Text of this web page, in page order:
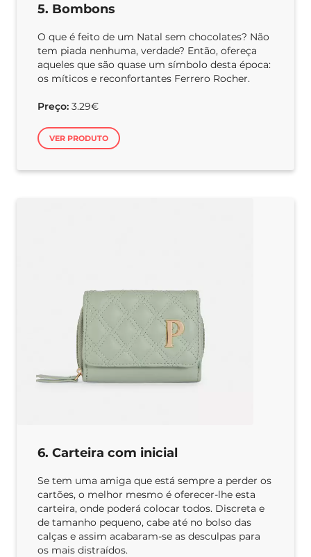
5. Bombons
O que é feito de um Natal sem chocolates? Não
tem piada nenhuma, verdade? Então, ofereça
aqueles que são quase um símbolo desta época:
os míticos e reconfortantes Ferrero Rocher.
Preço: 3.29€
VER PRODUTO
6. Carteira com inicial
Se tem uma amiga que está sempre a perder os
cartões, o melhor mesmo é oferecer-lhe esta
carteira, onde poderá colocar todos. Discreta e
de tamanho pequeno, cabe até no bolso das
calças e assim acabaram-se as desculpas para
os mais distraídos.